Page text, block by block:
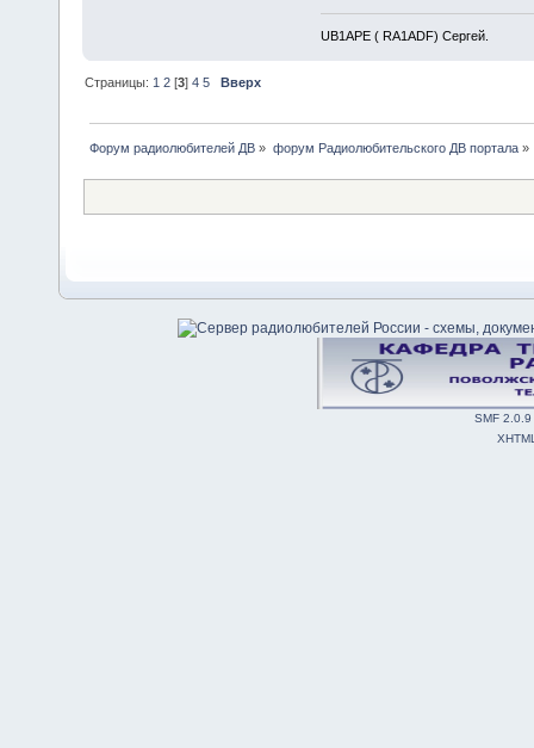
UB1APE ( RA1ADF) Сергей.
Страницы: 1 2 [3]4 5 Вверх
Форум радиолюбителей ДВ » форум Радиолюбительского ДВ портала»
SMF 2.0.9